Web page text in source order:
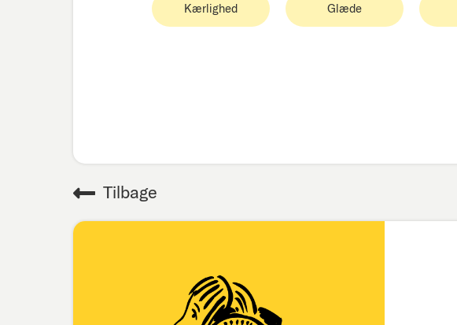
Kærlighed Glæde
Tilbage